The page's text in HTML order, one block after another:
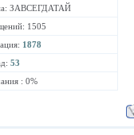
ЗАВСЕГДАТАЙ
1505
1878
53
: 0%